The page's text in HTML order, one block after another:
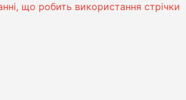
що робить використання стрічки